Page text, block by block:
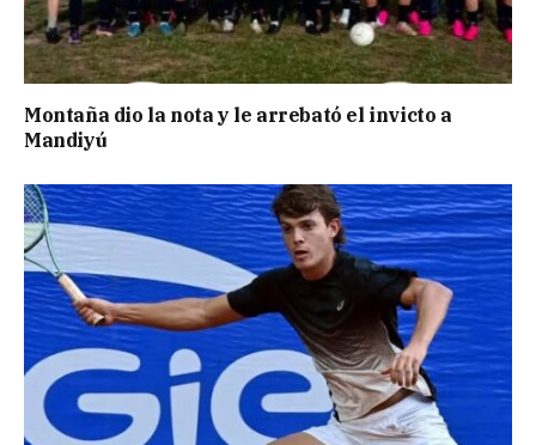
Montaña dio la nota y le arrebató el invicto a
Mandiyú